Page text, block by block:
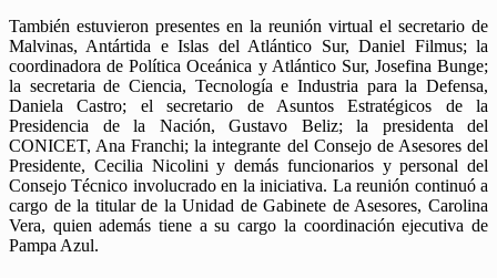
También estuvieron presentes en la reunión virtual el secretario de
Malvinas, Antártida e Islas del Atlántico Sur, Daniel Filmus; la
coordinadora de Política Oceánica y Atlántico Sur, Josefina Bunge;
la secretaria de Ciencia, Tecnología e Industria para la Defensa,
Daniela Castro; el secretario de Asuntos Estratégicos de la
Presidencia de la Nación, Gustavo Beliz; la presidenta del
CONICET, Ana Franchi; la integrante del Consejo de Asesores del
Presidente, Cecilia Nicolini y demás funcionarios y personal del
Consejo Técnico involucrado en la iniciativa. La reunión continuó a
cargo de la titular de la Unidad de Gabinete de Asesores, Carolina
Vera, quien además tiene a su cargo la coordinación ejecutiva de
Pampa Azul.